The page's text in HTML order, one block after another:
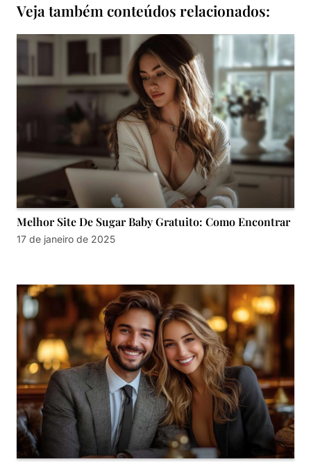
Veja também conteúdos relacionados:
Melhor Site De Sugar Baby Gratuito: Como Encontrar
17 de janeiro de 2025